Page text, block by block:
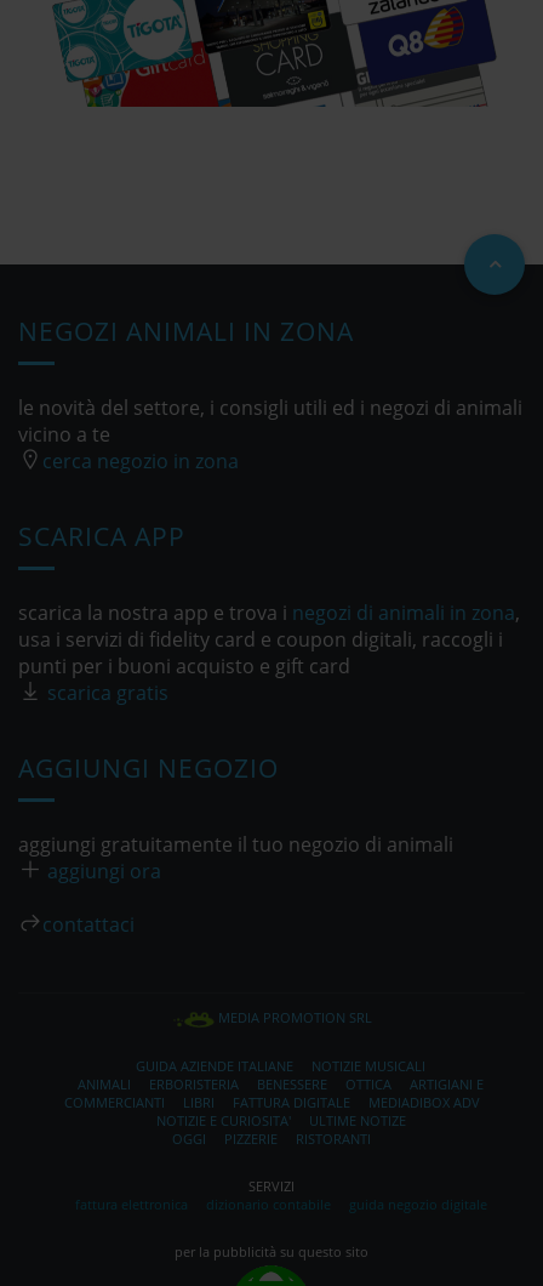
NEGOZI ANIMALI IN ZONA
le novità del settore, i consigli utili ed i negozi di animali
vicino a te
cerca negozio in zona
SCARICA APP
scarica la nostra app e trova i negozi di animali in zona,
usa i servizi di fidelity card e coupon digitali, raccogli i
punti per i buoni acquisto e gift card
scarica gratis
AGGIUNGI NEGOZIO
aggiungi gratuitamente il tuo negozio di animali
aggiungi ora
contattaci
MEDIA PROMOTION SRL
GUIDA AZIENDE ITALIANE
NOTIZIE MUSICALI
ANIMALI
ERBORISTERIA BENESSERE OTTICA
ARTIGIANI E
COMMERCIANTI
LIBRI FATTURA DIGITALE
MEDIADIBOX ADV
NOTIZIE E CURIOSITA'
ULTIME NOTIZE
OGGI
PIZZERIE RISTORANTI
SERVIZI
fattura elettronica
dizionario contabile guida negozio digitale
per la pubblicità su questo sito